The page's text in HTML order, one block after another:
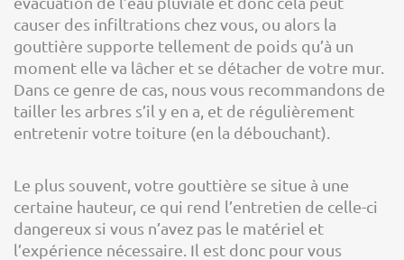
causer des infiltrations chez vous, ou alors la
gouttière supporte tellement de poids qu’à un
moment elle va lâcher et se détacher de votre mur.
Dans ce genre de cas, nous vous recommandons de
tailler les arbres s’il y en a, et de régulièrement
entretenir votre toiture (en la débouchant).
Le plus souvent, votre gouttière se situe à une
certaine hauteur, ce qui rend l’entretien de celle-ci
dangereux si vous n’avez pas le matériel et
l’expérience nécessaire. Il est donc pour vous